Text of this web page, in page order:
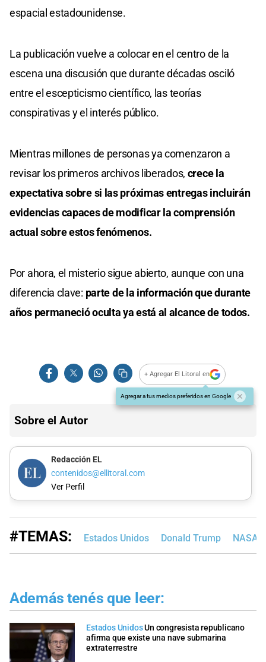
espacial estadounidense.
La publicación vuelve a colocar en el centro de la
escena una discusión que durante décadas osciló
entre el escepticismo científico, las teorías
conspirativas y el interés público.
Mientras millones de personas ya comenzaron a
revisar los primeros archivos liberados, crece la
expectativa sobre si las próximas entregas incluirán
evidencias capaces de modificar la comprensión
actual sobre estos fenómenos.
Por ahora, el misterio sigue abierto, aunque con una
diferencia clave: parte de la información que durante
años permaneció oculta ya está al alcance de todos.
+ Agregar El Litoral en
Agregar a tus medios preferidos en Google
Sobre el Autor
Redacción EL
contenidos@ellitoral.com
Ver Perfil
#TEMAS: Estados Unidos Donald Trump NASA
Además tenés que leer:
Estados UnidosUn congresista republicano
afirma que existe una nave submarina
extraterrestre